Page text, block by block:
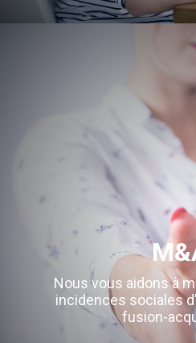
Nous vous aidons à
incidences sociales
fusion-